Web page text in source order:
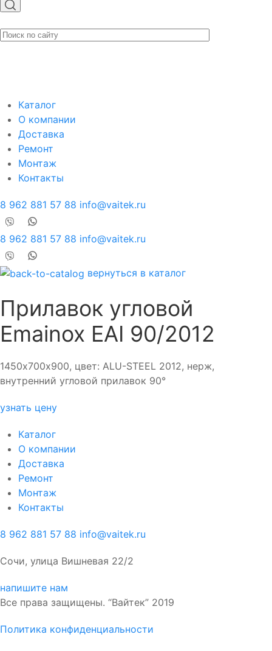
Каталог
О компании
Доставка
Ремонт
Монтаж
Контакты
8 962 881 57 88 info@vaitek.ru
8 962 881 57 88 info@vaitek.ru
вернуться в каталог
Прилавок угловой
Emainox EAI 90/2012
1450х700х900, цвет: ALU-STEEL 2012, нерж,
внутренний угловой прилавок 90°
узнать цену
Каталог
О компании
Доставка
Ремонт
Монтаж
Контакты
8 962 881 57 88 info@vaitek.ru
Сочи, улица Вишневая 22/2
напишите нам
Все права защищены. “Вайтек” 2019
Политика конфиденциальности